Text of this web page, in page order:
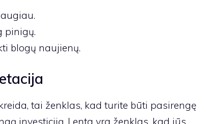
pinigų.
blogų naujienų.
tai ženklas, kad turite būti pasirengę